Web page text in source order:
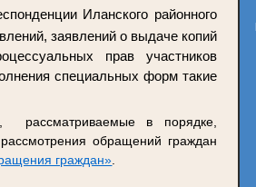
Иланского районного
заявлений о выдаче копий
прав участников
специальных форм такие
рассматриваемые в порядке,
обращений граждан
граждан»